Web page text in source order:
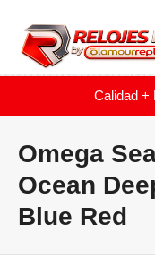
Calidad +
Omega
Ocean
Blue Red